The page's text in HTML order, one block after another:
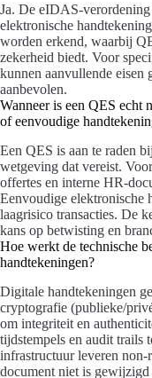
Ja. De eIDAS-
elektronische
worden erkend, waarbij
zekerheid biedt. Voor
kunnen aanvullende
aanbevolen.
Wanneer is een QES echt
of eenvoudige
Een QES is aan te raden
wetgeving dat vereist.
offertes en interne HR-
Eenvoudige elektronische
laagrisico transacties. De
kans op betwisting en
Hoe werkt de technische
handtekeningen?
Digitale handtekeningen
cryptografie (publieke/
om integriteit en
tijdstempels en audit trails
infrastructuur leveren
document niet is